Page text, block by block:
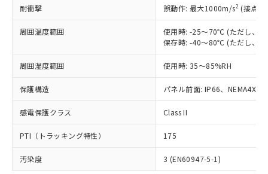
耐衝撃 誤動作: 最大1000m/s2 (接点
周囲温度範囲
使用時: -25～70℃ (ただし、氷
保存時: -40～80℃ (ただし、氷
周囲湿度範囲 使用時: 35～85%RH
保護構造 パネル前面: IP66、NEMA4X,
感電保護クラス Class II
PTI（トラッキング特性） 175
汚染度 3 (EN60947-5-1)
準価格とは異なる場合があることをご
正式な納期状況および標準価格はお客
様のお取引先、またはお客様担当のオ
ムロン制御機器販売店・当社販売員に
オムロン制御機器販売店や当社販売拠
販売ネットワーク
」をご確認
ください。
在庫状況および標準価格結果を当社の
事前の承諾なく第三者に漏洩または開
マイパーツ機能（部品リスト作成サー
六価クロム(Cr(Ⅵ)) 1000ppm以下、ポリ臭化ビフェニル
類(PBB) 1000ppm以下、ポリ臭化ジフェニルエーテル類
(PBDE) 1000ppm以下、フタル酸ビス(2-エチルヘキシ
ル) (DEHP)(別名：DOP) 1000ppm以下、フタル酸ブチ
ルベンジル（BBP） 1000ppm以下、フタル酸ジブチル
（DBP） 1000ppm以下、フタル酸ジイソブチル
(DIBP) 1000ppm以下
フタル酸エステル類の４物質については閾値を超える意
図的な使用がないことを確認しています。
※2 対応予定月
部品在庫の切り替え状況などにより、予定
Pb(鉛) :1000ppm、 Hg(水銀) : 1000ppm、 Cd(カドミウ
Cr(Ⅵ)(六価クロム) : 1000ppm、 PBBs(ポリ臭化ビフェ
ニル類) : 1000ppm、 PBDEs(ポリ臭化ジフェニルエーテ
DBP(フタル酸ジブチル) : 1000ppm、 DIBP(フタル酸ジ
イソブチル) : 1000ppm、 BBP(フタル酸ブチルベンジ
ル) : 1000ppm、
DEHP(フタル酸ビス(2-エチルヘキシル)) : 1000ppm
※2 環境保護使用期限
「ｅ」：有害物質（10物質）のすべてが基
準値以下であることを示します。
「10」：通常の使用状況下において有害物
可)を取得するなどの必要な手続きを
当社は規制貨物を破棄する場合は、完
全に破砕するなど、違法に輸出されな
いよう必要な手段を講じます。
ル、化学兵器、生物兵器またはその他
武器並びにこれらの製造装置等に一切
使用いたしません。
当社は、貴社製品を第三者に販売する
場合は、上記1、2および3の内容を当
該第三者に通知します。また当社は、
販売先および販売に係わる関係者が違
○ 一定数以上の在庫あり
一定数には満たないが在庫あり
在庫なし(最新の在庫状況につ
いては、お客様のお取引先、ま
たはお客様担当のオムロン制御
機器販売店・当社販売員にご確
認ください)
受注生産機種、また在庫状況の